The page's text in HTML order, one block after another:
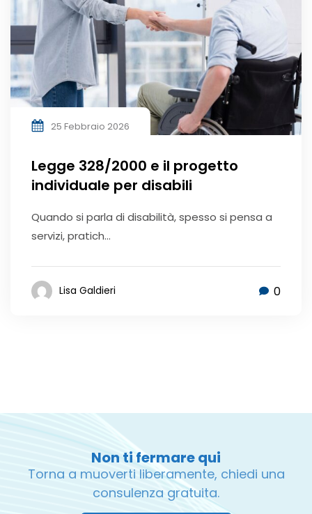
25 Febbraio 2026
Legge 328/2000 e il progetto
individuale per disabili
Quando si parla di disabilità, spesso si pensa a
servizi, pratich...
Lisa Galdieri 0
Non ti fermare qui
Torna a muoverti liberamente, chiedi una
consulenza gratuita.